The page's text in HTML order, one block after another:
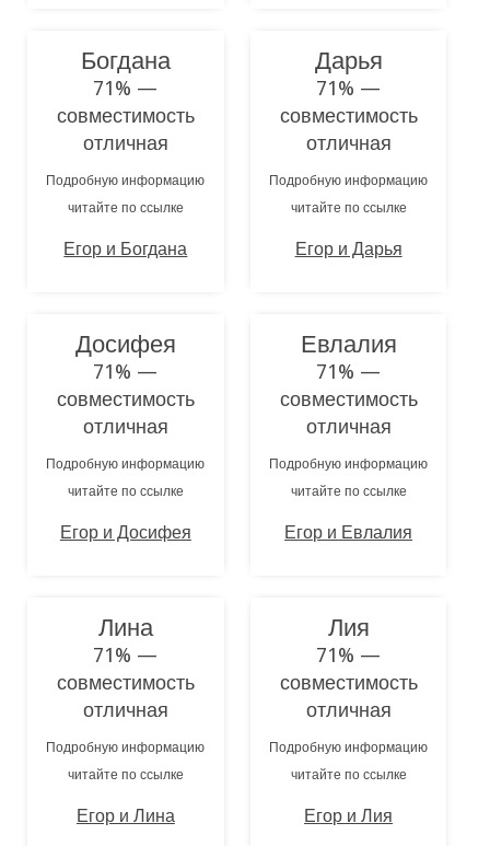
Богдана
71% —
совместимость
отличная
Подробную информацию
читайте по ссылке
Егор и Богдана
Дарья
71% —
совместимость
отличная
Подробную информацию
читайте по ссылке
Егор и Дарья
Досифея
71% —
совместимость
отличная
Подробную информацию
читайте по ссылке
Егор и Досифея
Евлалия
71% —
совместимость
отличная
Подробную информацию
читайте по ссылке
Егор и Евлалия
Лина
71% —
совместимость
отличная
Подробную информацию
читайте по ссылке
Егор и Лина
Лия
71% —
совместимость
отличная
Подробную информацию
читайте по ссылке
Егор и Лия